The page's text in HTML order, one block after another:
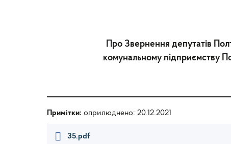
Про Звернення депутатів
комунальному підприємству
Примітки: оприлюднено: 20.12.2021
35.pdf